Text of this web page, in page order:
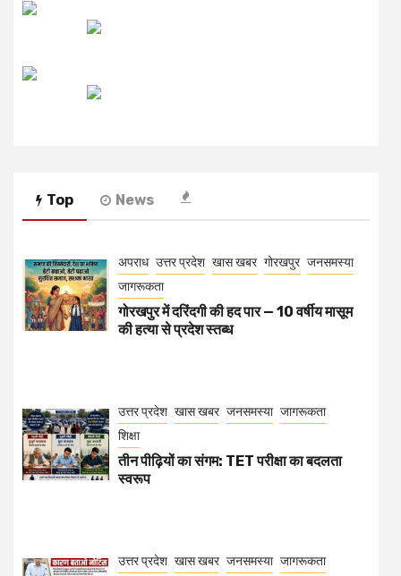
Top News
अपराध उत्तर प्रदेश खास खबर गोरखपुर जनसमस्या
जागरूकता
गोरखपुर में दरिंदगी की हद पार — 10 वर्षीय मासूम
की हत्या से प्रदेश स्तब्ध
उत्तर प्रदेश खास खबर जनसमस्या जागरूकता
शिक्षा
तीन पीढ़ियों का संगम: TET परीक्षा का बदलता
स्वरूप
उत्तर प्रदेश खास खबर जनसमस्या जागरूकता